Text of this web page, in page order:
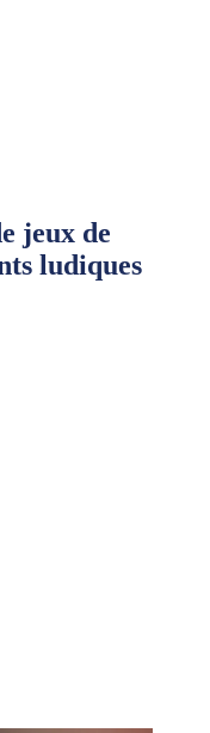
jeux de
ludiques